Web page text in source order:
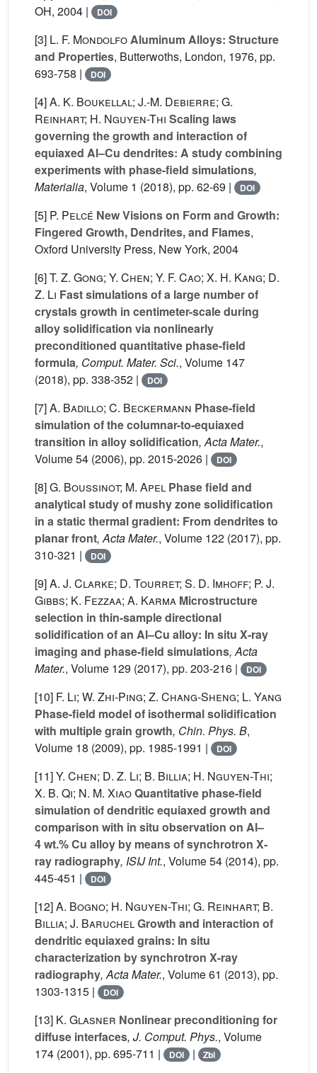
OH, 2004 |
DOI
[3] L. F. MondolfoAluminum Alloys: Structure
and Properties, Butterwoths, London, 1976, pp.
693-758 |
DOI
[4]A. K. Boukellal; J.-M. Debierre; G.
Reinhart; H. Nguyen-Thi Scaling laws
governing the growth and interaction of
equiaxed Al–Cu dendrites: A study combining
experiments with phase-field simulations,
Materialia, Volume 1 (2018), pp. 62-69 | DOI
[5] P. Pelcé New Visions on Form and Growth:
Fingered Growth, Dendrites, and Flames,
Oxford University Press, New York, 2004
[6]T. Z. Gong; Y. Chen; Y. F. Cao; X. H. Kang; D.
Z. Li Fast simulations of a large number of
crystals growth in centimeter-scale during
alloy solidification via nonlinearly
preconditioned quantitative phase-field
formula, Comput. Mater. Sci., Volume 147
(2018), pp. 338-352 |
DOI
[7]A. Badillo; C. Beckermann Phase-field
simulation of the columnar-to-equiaxed
transition in alloy solidification, Acta Mater.,
Volume 54 (2006), pp. 2015-2026 | DOI
[8]G. Boussinot; M. Apel Phase field and
analytical study of mushy zone solidification
in a static thermal gradient: From dendrites to
planar front, Acta Mater., Volume 122 (2017), pp.
310-321 |
DOI
[9]A. J. Clarke; D. Tourret; S. D. Imhoff; P. J.
Gibbs; K. Fezzaa; A. Karma Microstructure
selection in thin-sample directional
solidification of an Al–Cu alloy: In situ X-ray
imaging and phase-field simulations, Acta
Mater., Volume 129 (2017), pp. 203-216 | DOI
[10] F. Li; W. Zhi-Ping; Z. Chang-Sheng; L. Yang
Phase-field model of isothermal solidification
with multiple grain growth, Chin. Phys. B,
Volume 18 (2009), pp. 1985-1991 | DOI
[11]Y. Chen; D. Z. Li; B. Billia; H. Nguyen-Thi;
X. B. Qi; N. M. XiaoQuantitative phase-field
simulation of dendritic equiaxed growth and
comparison with in situ observation on Al–
4 wt.% Cu alloy by means of synchrotron X-
ray radiography, ISIJ Int., Volume 54 (2014), pp.
445-451 |
DOI
[12]A. Bogno; H. Nguyen-Thi; G. Reinhart; B.
Billia; J. BaruchelGrowth and interaction of
dendritic equiaxed grains: In situ
characterization by synchrotron X-ray
radiography, Acta Mater., Volume 61 (2013), pp.
1303-1315 |
DOI
[13] K. Glasner Nonlinear preconditioning for
diffuse interfaces, J. Comput. Phys., Volume
174 (2001), pp. 695-711 | DOI | Zbl